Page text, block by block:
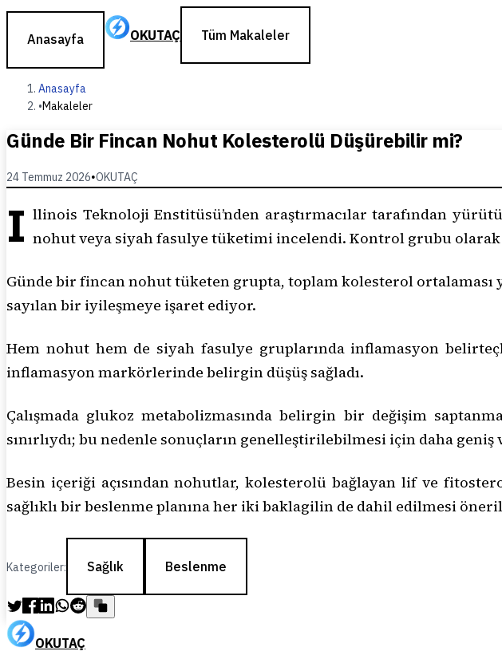
Anasayfa OKUTAÇ Tüm Makaleler
Anasayfa
•Makaleler
Günde Bir Fincan Nohut Kolesterolü Düşürebilir mi?
24 Temmuz 2026•OKUTAÇ
I llinois Teknoloji Enstitüsü’nden araştırmacılar tarafından
nohut veya siyah fasulye tüketimi incelendi. Kontrol grubu olarak
Günde bir fincan nohut tüketen grupta, toplam kolesterol ortalaması
sayılan bir iyileşmeye işaret ediyor.
Hem nohut hem de siyah fasulye gruplarında inflamasyon
inflamasyon markörlerinde belirgin düşüş sağladı.
Çalışmada glukoz metabolizmasında belirgin bir değişim
sınırlıydı; bu nedenle sonuçların genelleştirilebilmesi için daha
Besin içeriği açısından nohutlar, kolesterolü bağlayan lif ve
sağlıklı bir beslenme planına her iki baklagilin de dahil edilmesi
Kategoriler: Sağlık Beslenme
OKUTAÇ